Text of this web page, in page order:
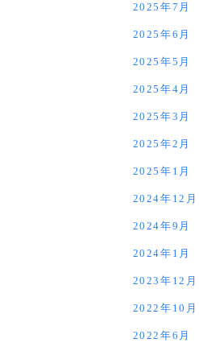
2025年7月
2025年6月
2025年5月
2025年4月
2025年3月
2025年2月
2025年1月
2024年12月
2024年9月
2024年1月
2023年12月
2022年10月
2022年6月